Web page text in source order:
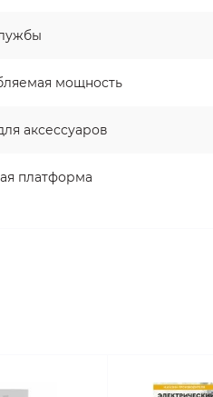
мощность
аксессуаров
платформа